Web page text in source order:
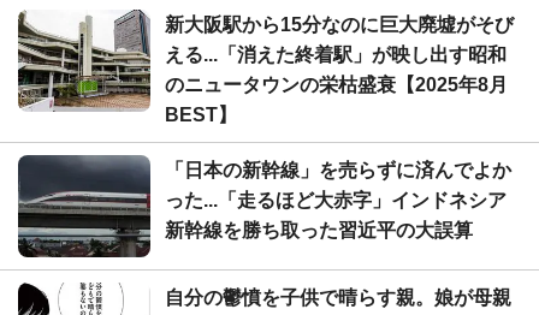
新大阪駅から15分なのに巨大廃墟がそび
える...「消えた終着駅」が映し出す昭和
のニュータウンの栄枯盛衰【2025年8月
BEST】
「日本の新幹線」を売らずに済んでよか
った...「走るほど大赤字」インドネシア
新幹線を勝ち取った習近平の大誤算
自分の鬱憤を子供で晴らす親。娘が母親